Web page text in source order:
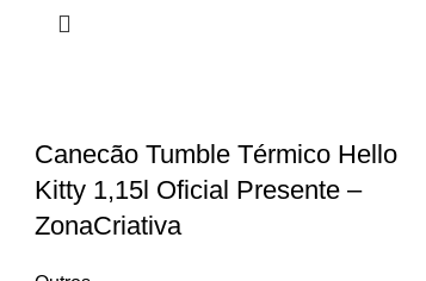
Canecão Tumble Térmico Hello
Kitty 1,15l Oficial Presente –
ZonaCriativa